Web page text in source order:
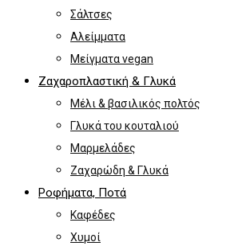
Σάλτσες
Αλείμματα
Μείγματα vegan
Ζαχαροπλαστική & Γλυκά
Μέλι & βασιλικός πολτός
Γλυκά του κουταλιού
Μαρμελάδες
Ζαχαρώδη & Γλυκά
Ροφήματα, Ποτά
Καφέδες
Χυμοί